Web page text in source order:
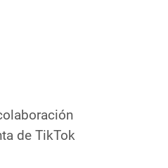
de TikTok